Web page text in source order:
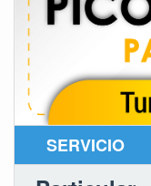
SERVICIO